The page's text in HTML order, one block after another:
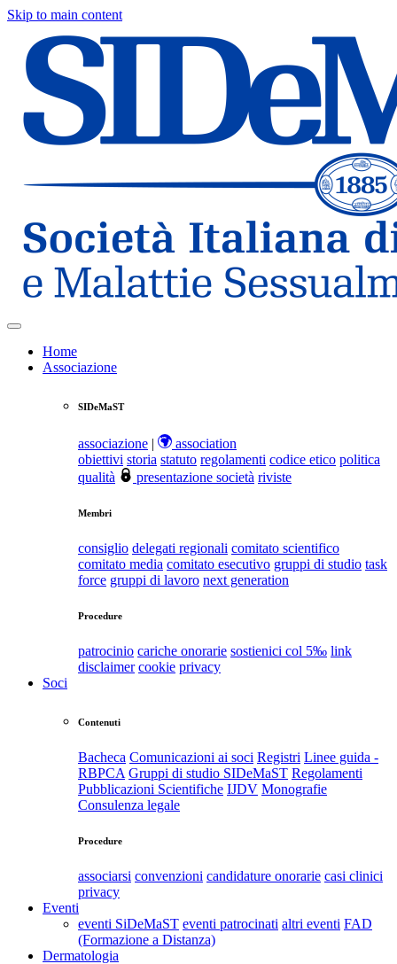
Skip to main content
Home
Associazione
SIDeMaST
associazione |
association
obiettivi storia statuto regolamenti codice etico politica
qualità
presentazione società riviste
Membri
consiglio delegati regionali comitato scientifico
comitato media comitato esecutivo gruppi di studio task
force gruppi di lavoro next generation
Procedure
patrocinio cariche onorarie sostienici col 5‰ link
disclaimer cookie privacy
Soci
Contenuti
Bacheca Comunicazioni ai soci Registri Linee guida -
RBPCA Gruppi di studio SIDeMaST Regolamenti
Pubblicazioni Scientifiche IJDV Monografie
Consulenza legale
Procedure
associarsi convenzioni candidature onorarie casi clinici
privacy
Eventi
eventi SiDeMaST eventi patrocinati altri eventi FAD
(Formazione a Distanza)
Dermatologia